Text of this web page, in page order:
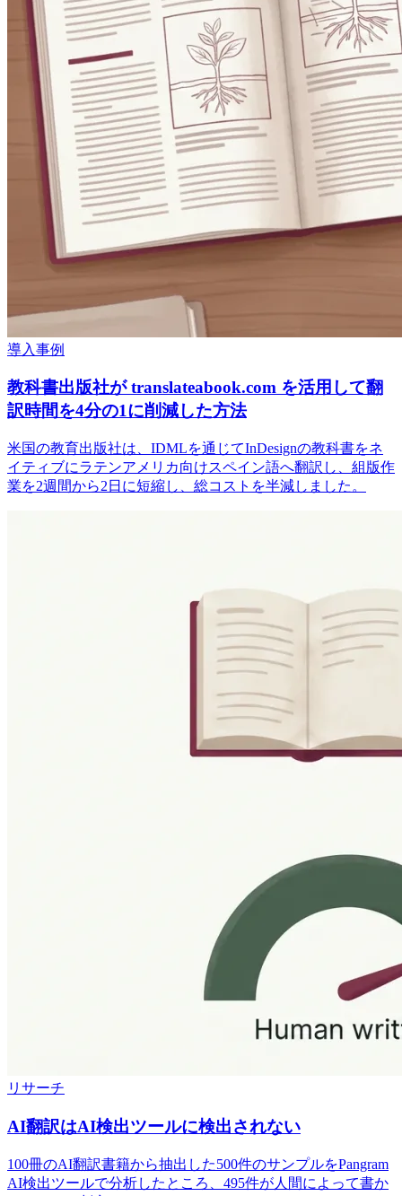
導入事例
教科書出版社が translateabook.com を活用して翻
訳時間を4分の1に削減した方法
米国の教育出版社は、IDMLを通じてInDesignの教科書をネ
イティブにラテンアメリカ向けスペイン語へ翻訳し、組版作
業を2週間から2日に短縮し、総コストを半減しました。
リサーチ
AI翻訳はAI検出ツールに検出されない
100冊のAI翻訳書籍から抽出した500件のサンプルをPangram
AI検出ツールで分析したところ、495件が人間によって書か